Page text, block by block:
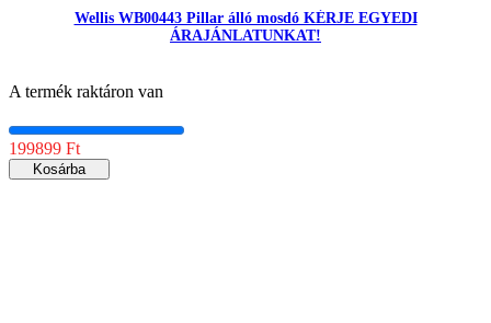
Wellis WB00443 Pillar álló mosdó KÉRJE EGYEDI
ÁRAJÁNLATUNKAT!
A termék raktáron van
199899 Ft
Kosárba